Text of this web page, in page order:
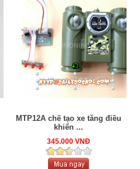
MTP12A chế tạo xe tăng điều
khiển ...
345.000 VNĐ